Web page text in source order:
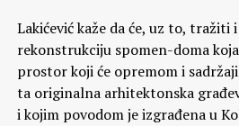
Lakićević kaže da će, uz to, tražiti
rekonstrukciju spomen-doma
prostor koji će opremom i
ta originalna arhitektonska
i kojim povodom je izgrađena u